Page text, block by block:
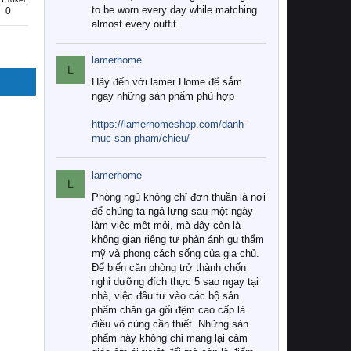
0
to be worn every day while matching
almost every outfit.
L
lamerhome
Hãy đến với lamer Home để sắm
ngay những sản phẩm phù hợp
https://lamerhomeshop.com/danh-
muc-san-pham/chieu/
L
lamerhome
Phòng ngủ không chỉ đơn thuần là nơi
để chúng ta ngả lưng sau một ngày
làm việc mệt mỏi, mà đây còn là
không gian riêng tư phản ánh gu thẩm
mỹ và phong cách sống của gia chủ.
Để biến căn phòng trở thành chốn
nghỉ dưỡng đích thực 5 sao ngay tại
nhà, việc đầu tư vào các bộ sản
phẩm chăn ga gối đệm cao cấp là
điều vô cùng cần thiết. Những sản
phẩm này không chỉ mang lại cảm